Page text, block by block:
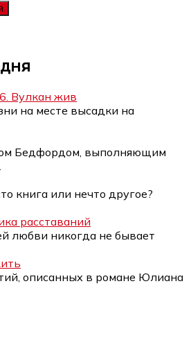
Вулкан жив
на месте высадки на
Бедфордом, выполняющим
книга или нечто другое?
расставаний
любви никогда не бывает
описанных в романе Юлиана